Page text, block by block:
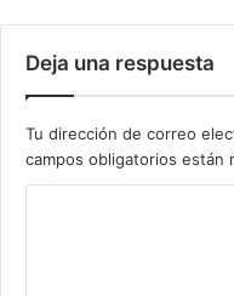
Deja una respuesta
Tu dirección de correo
campos obligatorios están